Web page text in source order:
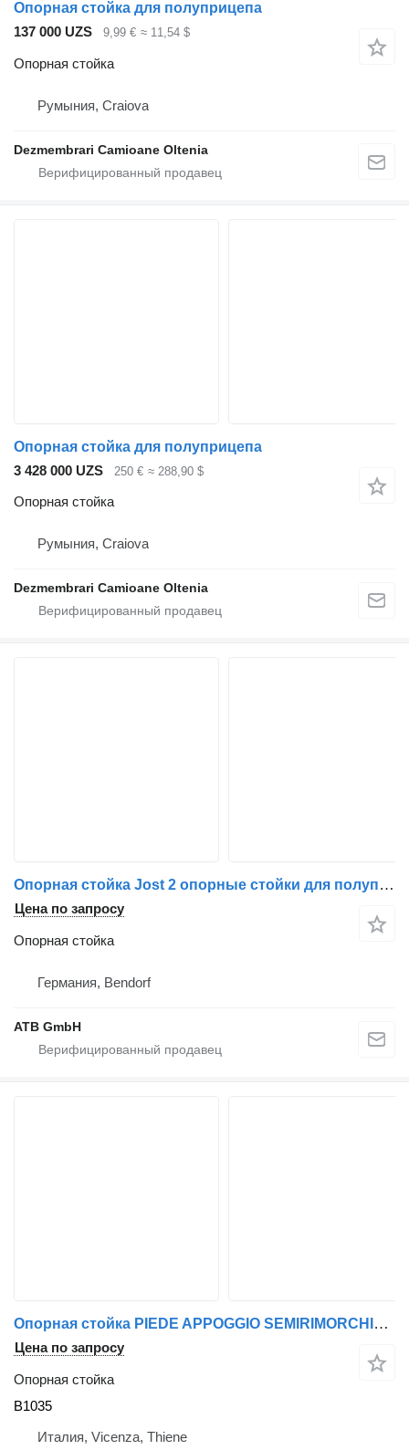
Опорная стойка для полуприцепа
137 000 UZS
9,99 € ≈ 11,54 $
Опорная стойка
Румыния, Craiova
Dezmembrari Camioane Oltenia
Опорная стойка для полуприцепа
3 428 000 UZS
250 € ≈ 288,90 $
Опорная стойка
Румыния, Craiova
Dezmembrari Camioane Oltenia
Опорная стойка Jost 2 опорные стойки для полуприцепа JOST B0503 для полуприцепа
Цена по запросу
Опорная стойка
Германия, Bendorf
ATB GmbH
Опорная стойка PIEDE APPOGGIO SEMIRIMORCHIO V.I. rimorchi e semi . usato B1035 для полуприцепа
Цена по запросу
Опорная стойка
B1035
Италия, Vicenza, Thiene